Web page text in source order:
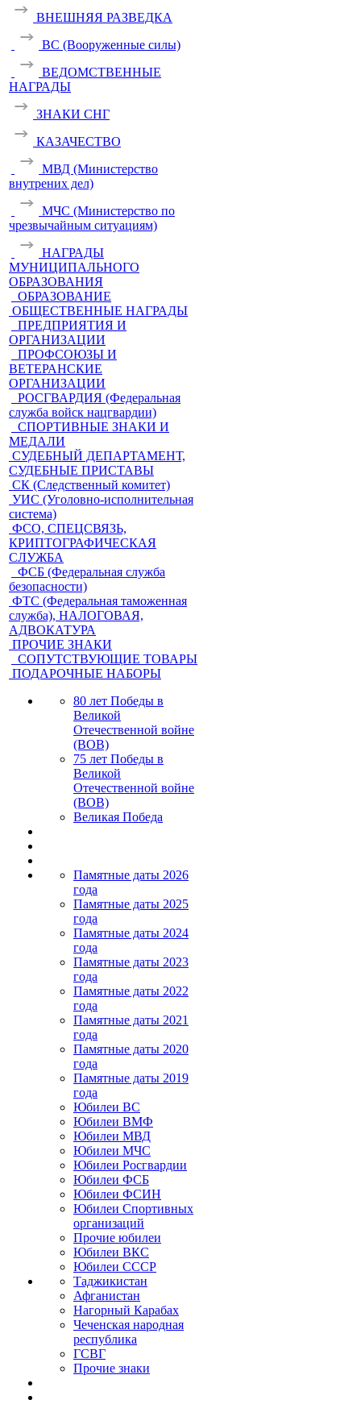
ВНЕШНЯЯ РАЗВЕДКА
ВС (Вооруженные силы)
ВЕДОМСТВЕННЫЕ
НАГРАДЫ
ЗНАКИ СНГ
КАЗАЧЕСТВО
МВД (Министерство
внутрених дел)
МЧС (Министерство по
чрезвычайным ситуациям)
НАГРАДЫ
МУНИЦИПАЛЬНОГО
ОБРАЗОВАНИЯ
ОБРАЗОВАНИЕ
ОБЩЕСТВЕННЫЕ НАГРАДЫ
ПРЕДПРИЯТИЯ И
ОРГАНИЗАЦИИ
ПРОФСОЮЗЫ И
ВЕТЕРАНСКИЕ
ОРГАНИЗАЦИИ
РОСГВАРДИЯ (Федеральная
служба войск нацгвардии)
СПОРТИВНЫЕ ЗНАКИ И
МЕДАЛИ
СУДЕБНЫЙ ДЕПАРТАМЕНТ,
СУДЕБНЫЕ ПРИСТАВЫ
СК (Следственный комитет)
УИС (Уголовно-исполнительная
система)
ФСО, СПЕЦСВЯЗЬ,
КРИПТОГРАФИЧЕСКАЯ
СЛУЖБА
ФСБ (Федеральная служба
безопасности)
ФТС (Федеральная таможенная
служба), НАЛОГОВАЯ,
АДВОКАТУРА
ПРОЧИЕ ЗНАКИ
СОПУТСТВУЮЩИЕ ТОВАРЫ
ПОДАРОЧНЫЕ НАБОРЫ
80 лет Победы в
Великой
Отечественной войне
(ВОВ)
75 лет Победы в
Великой
Отечественной войне
(ВОВ)
Великая Победа
Памятные даты 2026
года
Памятные даты 2025
года
Памятные даты 2024
года
Памятные даты 2023
года
Памятные даты 2022
года
Памятные даты 2021
года
Памятные даты 2020
года
Памятные даты 2019
года
Юбилеи ВС
Юбилеи ВМФ
Юбилеи МВД
Юбилеи МЧС
Юбилеи Росгвардии
Юбилеи ФСБ
Юбилеи ФСИН
Юбилеи Спортивных
организаций
Прочие юбилеи
Юбилеи ВКС
Юбилеи СССР
Таджикистан
Афганистан
Нагорный Карабах
Чеченская народная
республика
ГСВГ
Прочие знаки